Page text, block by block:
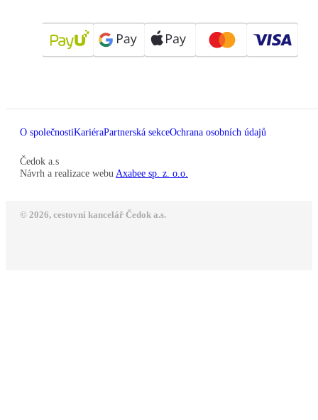
O společnostiKariéraPartnerská sekceOchrana osobních údajů
Čedok a.s
Návrh a realizace webu Axabee sp. z. o.o.
© 2026, cestovní kancelář Čedok a.s.